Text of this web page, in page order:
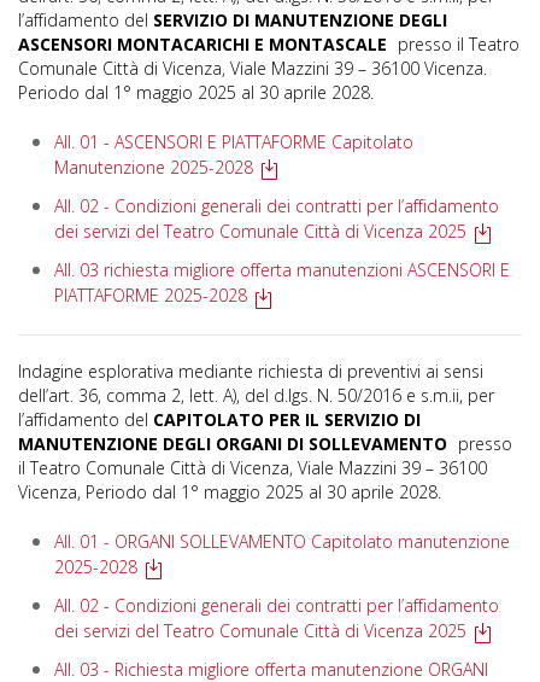
l’affidamento del SERVIZIO DI MANUTENZIONE DEGLI
ASCENSORI MONTACARICHI E MONTASCALE presso il Teatro
Comunale Città di Vicenza, Viale Mazzini 39 – 36100 Vicenza.
Periodo dal 1° maggio 2025 al 30 aprile 2028.
All. 01 - ASCENSORI E PIATTAFORME Capitolato
Manutenzione 2025-2028
All. 02 - Condizioni generali dei contratti per l’affidamento
dei servizi del Teatro Comunale Città di Vicenza 2025
All. 03 richiesta migliore offerta manutenzioni ASCENSORI E
PIATTAFORME 2025-2028
Indagine esplorativa mediante richiesta di preventivi ai sensi
dell’art. 36, comma 2, lett. A), del d.lgs. N. 50/2016 e s.m.ii, per
l’affidamento del CAPITOLATO PER IL SERVIZIO DI
MANUTENZIONE DEGLI ORGANI DI SOLLEVAMENTO presso
il Teatro Comunale Città di Vicenza, Viale Mazzini 39 – 36100
Vicenza, Periodo dal 1° maggio 2025 al 30 aprile 2028.
All. 01 - ORGANI SOLLEVAMENTO Capitolato manutenzione
2025-2028
All. 02 - Condizioni generali dei contratti per l’affidamento
dei servizi del Teatro Comunale Città di Vicenza 2025
All. 03 - Richiesta migliore offerta manutenzione ORGANI